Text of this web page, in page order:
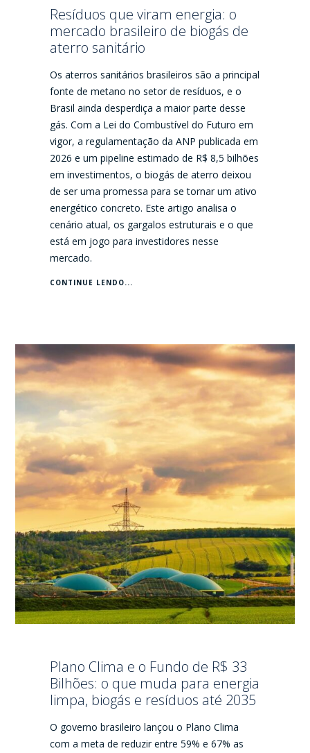
Resíduos que viram energia: o
mercado brasileiro de biogás de
aterro sanitário
Os aterros sanitários brasileiros são a principal
fonte de metano no setor de resíduos, e o
Brasil ainda desperdiça a maior parte desse
gás. Com a Lei do Combustível do Futuro em
vigor, a regulamentação da ANP publicada em
2026 e um pipeline estimado de R$ 8,5 bilhões
em investimentos, o biogás de aterro deixou
de ser uma promessa para se tornar um ativo
energético concreto. Este artigo analisa o
cenário atual, os gargalos estruturais e o que
está em jogo para investidores nesse
mercado.
CONTINUE LENDO...
Plano Clima e o Fundo de R$ 33
Bilhões: o que muda para energia
limpa, biogás e resíduos até 2035
O governo brasileiro lançou o Plano Clima
com a meta de reduzir entre 59% e 67% as